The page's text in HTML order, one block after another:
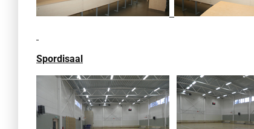
Spordisaal